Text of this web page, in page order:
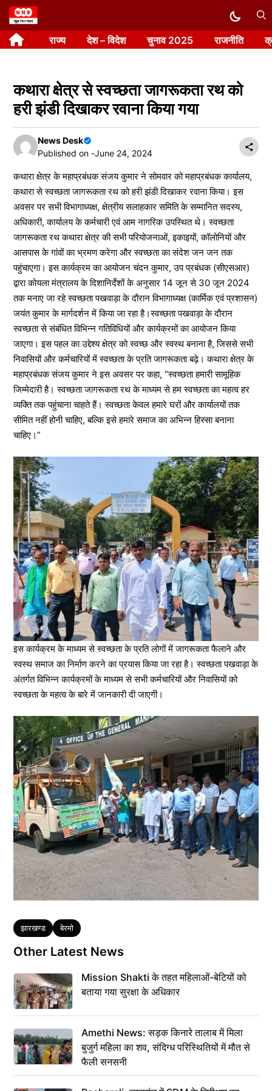
Skip
to
content राज्य देश – विदेश चुनाव 2025 राजनीति
कथारा क्षेत्र से स्वच्छता जागरूकता रथ को
हरी झंडी दिखाकर रवाना किया गया
News Desk
Published on -June 24, 2024
कथारा क्षेत्र के महाप्रबंधक संजय कुमार ने सोमवार को महाप्रबंधक कार्यालय,
कथारा से स्वच्छता जागरूकता रथ को हरी झंडी दिखाकर रवाना किया। इस
अवसर पर सभी विभागाध्यक्ष, क्षेत्रीय सलाहकार समिति के सम्मानित सदस्य,
अधिकारी, कार्यालय के कर्मचारी एवं आम नागरिक उपस्थित थे। स्वच्छता
जागरूकता रथ कथारा क्षेत्र की सभी परियोजनाओं, इकाइयों, कॉलोनियों और
आसपास के गांवों का भ्रमण करेगा और स्वच्छता का संदेश जन जन तक
पहुंचाएगा। इस कार्यक्रम का आयोजन चंदन कुमार, उप प्रबंधक (सीएसआर)
द्वारा कोयला मंत्रालय के दिशानिर्देशों के अनुसार 14 जून से 30 जून 2024
तक मनाए जा रहे स्वच्छता पखवाड़ा के दौरान विभागाध्यक्ष (कार्मिक एवं प्रशासन)
जयंत कुमार के मार्गदर्शन में किया जा रहा है।स्वच्छता पखवाड़ा के दौरान
स्वच्छता से संबंधित विभिन्न गतिविधियों और कार्यक्रमों का आयोजन किया
जाएगा। इस पहल का उद्देश्य क्षेत्र को स्वच्छ और स्वस्थ बनाना है, जिससे सभी
निवासियों और कर्मचारियों में स्वच्छता के प्रति जागरूकता बढ़े। कथारा क्षेत्र के
महाप्रबंधक संजय कुमार ने इस अवसर पर कहा, “स्वच्छता हमारी सामूहिक
जिम्मेदारी है। स्वच्छता जागरूकता रथ के माध्यम से हम स्वच्छता का महत्व हर
व्यक्ति तक पहुंचाना चाहते हैं। स्वच्छता केवल हमारे घरों और कार्यालयों तक
सीमित नहीं होनी चाहिए, बल्कि इसे हमारे समाज का अभिन्न हिस्सा बनाना
चाहिए।”
इस कार्यक्रम के माध्यम से स्वच्छता के प्रति लोगों में जागरूकता फैलाने और
स्वस्थ समाज का निर्माण करने का प्रयास किया जा रहा है। स्वच्छता पखवाड़ा के
अंतर्गत विभिन्न कार्यक्रमों के माध्यम से सभी कर्मचारियों और निवासियों को
स्वच्छता के महत्व के बारे में जानकारी दी जाएगी।
Tags
झारखण्ड बेरमो
Other Latest News
Mission Shakti के तहत महिलाओं-बेटियों को
बताया गया सुरक्षा के अधिकार
Amethi News: सड़क किनारे तालाब में मिला
बुजुर्ग महिला का शव, संदिग्ध परिस्थितियों में मौत से
फैली सनसनी